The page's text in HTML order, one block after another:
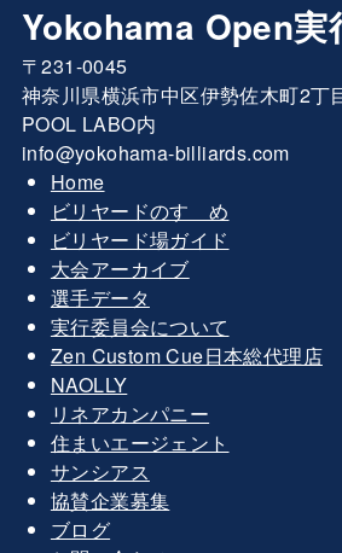
Yokohama Open実
〒231-0045
神奈川県横浜市中区伊勢佐木町2丁
POOL LABO内
info@yokohama-billiards.com
Home
ビリヤードのすゝめ
ビリヤード場ガイド
大会アーカイブ
選手データ
実行委員会について
Zen Custom Cue日本総代理店
NAOLLY
リネアカンパニー
住まいエージェント
サンシアス
協賛企業募集
ブログ